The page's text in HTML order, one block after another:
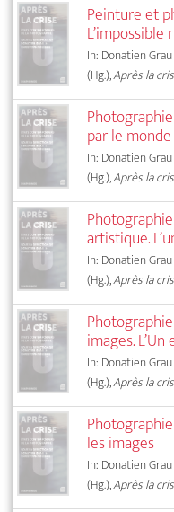
Peinture et
In: Donatien
(Hg.),Après la
par le monde
In: Donatien
(Hg.),Après la
artistique.
In: Donatien
(Hg.),Après la
images.
In: Donatien
(Hg.),Après la
les images
In: Donatien
(Hg.),Après la